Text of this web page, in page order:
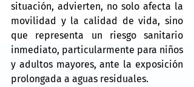
situación, advierten, no solo afecta la
movilidad y la calidad de vida, sino
que representa un riesgo sanitario
inmediato, particularmente para niños
y adultos mayores, ante la exposición
prolongada a aguas residuales.